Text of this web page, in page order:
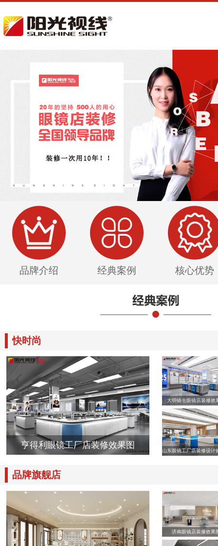
品牌介绍 经典案例 核心优势
快时尚
亨得利眼镜工厂店装修效果图
大明镜仓眼镜店装修效
山东眼镜工厂店装修设计
品牌旗舰店
济南眼镜店装修效果